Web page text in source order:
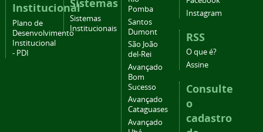
Institucional
Plano de
Desenvolvimento
Institucional
- PDI
Sistemas
Sistemas
Institucionais
Pomba
Santos
Dumont
São João
del-Rei
Avançado
Bom
Sucesso
Avançado
Cataguases
Avançado
Instagram
RSS
O que é?
Assine
Consulte
o
cadastro